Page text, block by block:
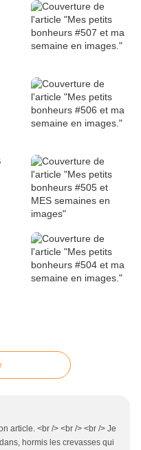
article. <br /> <br /> <br /> Je
hormis les crevasses qui